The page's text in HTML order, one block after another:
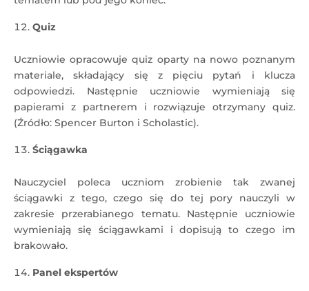
Quiz
Uczniowie opracowuje quiz oparty na nowo poznanym
materiale, składający się z pięciu pytań i klucza
odpowiedzi. Następnie uczniowie wymieniają się
papierami z partnerem i rozwiązuje otrzymany quiz.
(Źródło: Spencer Burton i Scholastic).
Ściągawka
Nauczyciel poleca uczniom zrobienie tak zwanej
ściągawki z tego, czego się do tej pory nauczyli w
zakresie przerabianego tematu. Następnie uczniowie
wymieniają się ściągawkami i dopisują to czego im
brakowało.
Panel ekspertów